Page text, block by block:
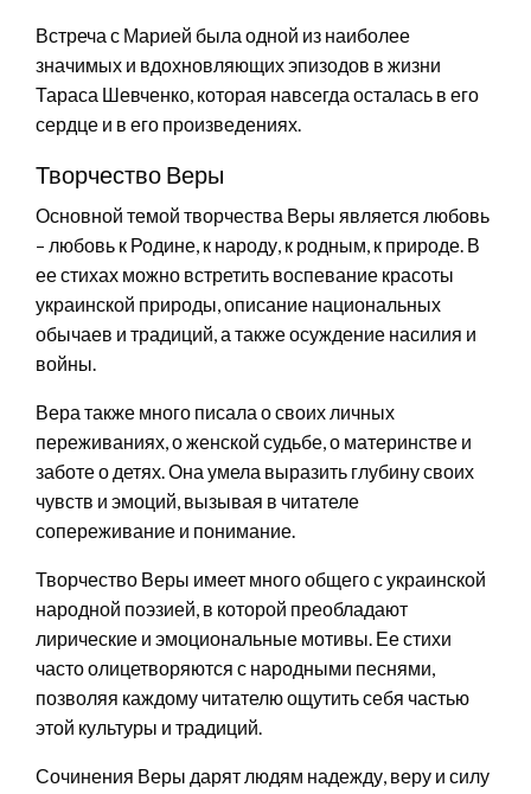
Встреча с Марией была одной из наиболее
значимых и вдохновляющих эпизодов в жизни
Тараса Шевченко, которая навсегда осталась в его
сердце и в его произведениях.
Творчество Веры
Основной темой творчества Веры является любовь
– любовь к Родине, к народу, к родным, к природе. В
ее стихах можно встретить воспевание красоты
украинской природы, описание национальных
обычаев и традиций, а также осуждение насилия и
войны.
Вера также много писала о своих личных
переживаниях, о женской судьбе, о материнстве и
заботе о детях. Она умела выразить глубину своих
чувств и эмоций, вызывая в читателе
сопереживание и понимание.
Творчество Веры имеет много общего с украинской
народной поэзией, в которой преобладают
лирические и эмоциональные мотивы. Ее стихи
часто олицетворяются с народными песнями,
позволяя каждому читателю ощутить себя частью
этой культуры и традиций.
Сочинения Веры дарят людям надежду, веру и силу